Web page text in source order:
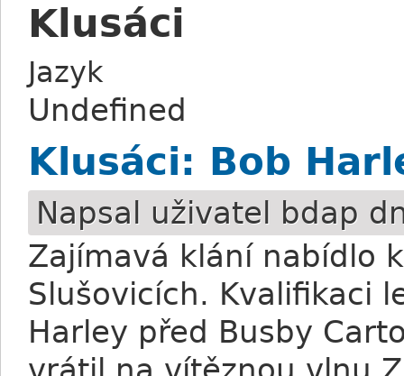
Klusáci
Jazyk
Undefined
Klusáci: Bob
Napsal uživatel bdap
Zajímavá klání nabídlo
Slušovicích. Kvalifikaci
Harley před Busby